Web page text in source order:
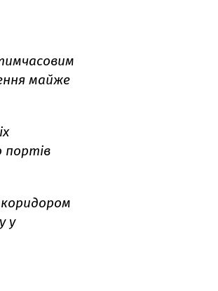
майже
портів
у